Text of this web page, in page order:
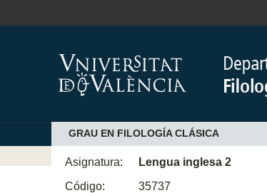
GRAU EN FILOLOGÍA CLÁSICA
Asignatura:
Lengua inglesa 2
Código:
35737